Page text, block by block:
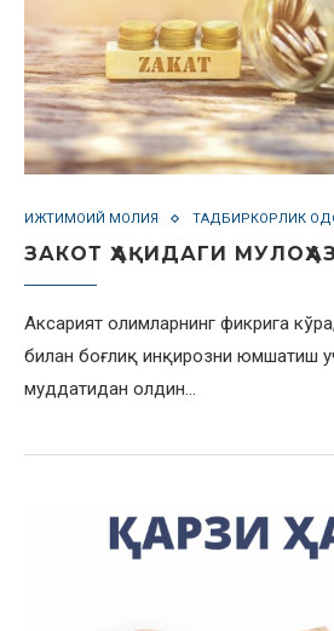
ИЖТИМОИЙ МОЛИЯ ТАДБИРКОРЛИК
ЗАКОТ ҲАҚИДАГИ
Аксарият олимларнинг фикрига
билан боғлиқ инқирозни юмшатиш
муддатидан олдин…